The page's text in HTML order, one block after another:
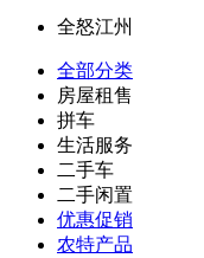
全怒江州
全部分类
房屋租售
拼车
生活服务
二手车
二手闲置
优惠促销
农特产品